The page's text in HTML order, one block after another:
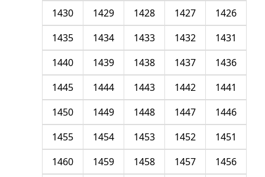
1426
1427
1428
1429
1430
1431
1432
1433
1434
1435
1436
1437
1438
1439
1440
1441
1442
1443
1444
1445
1446
1447
1448
1449
1450
1451
1452
1453
1454
1455
1456
1457
1458
1459
1460